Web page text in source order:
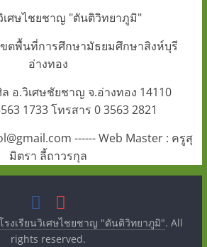
เศษไชยชาญ "ตันติวิทยาภูมิ"
ขตพื้นที่การศึกษามัธยมศึกษาสิงห์บุรี
อ่างทอง
อ.วิเศษชัยชาญ จ.อ่างทอง 14110
1733 โทรสาร 0 3563 2821
------ Web Master : ครูสุ
มิตรา ลี้ถาวรกุล
รงเรียนวิเศษไชยชาญ "ตันติวิทยาภูมิ". All
rights reserved.